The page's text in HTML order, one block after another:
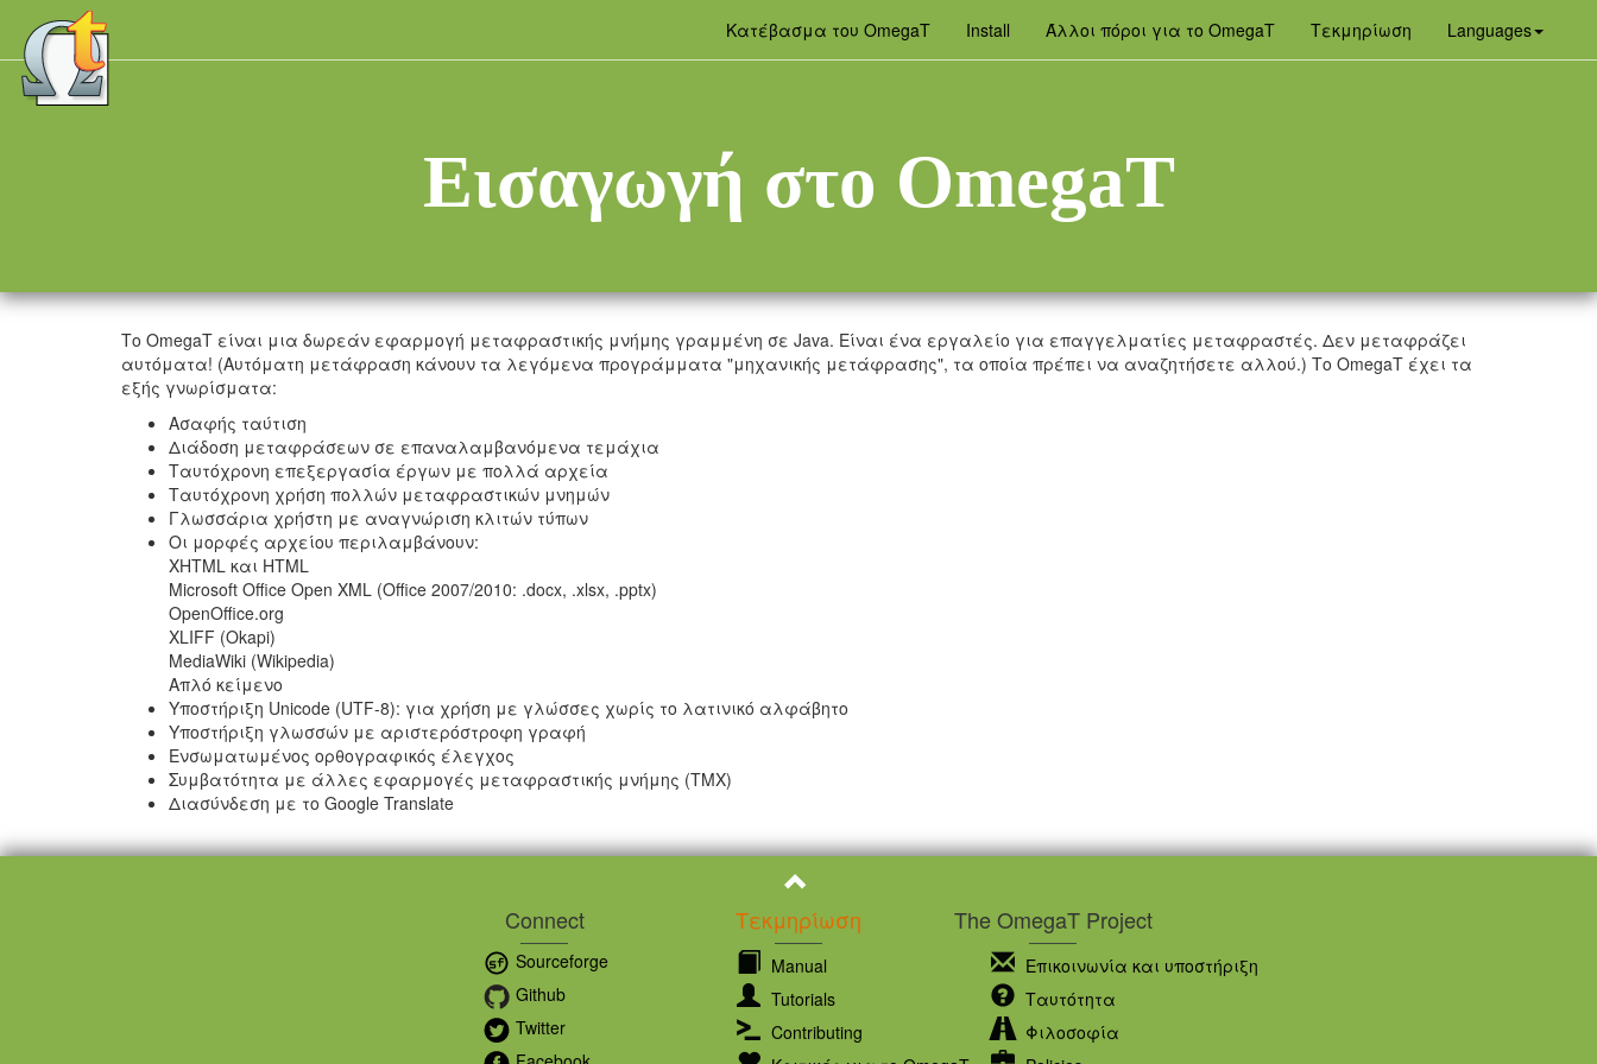
Κατέβασμα του OmegaT Install Άλλοι πόροι για το OmegaT Τεκμηρίωση Languages
Εισαγωγή στο OmegaT
Το OmegaT είναι μια δωρεάν εφαρμογή μεταφραστικής μνήμης γραμμένη σε Java. Είναι ένα εργαλείο για επαγγελματίες μεταφραστές. Δεν μεταφράζει
αυτόματα! (Αυτόματη μετάφραση κάνουν τα λεγόμενα προγράμματα "μηχανικής μετάφρασης", τα οποία πρέπει να αναζητήσετε αλλού.) Το OmegaT έχει τα
εξής γνωρίσματα:
Ασαφής ταύτιση
Διάδοση μεταφράσεων σε επαναλαμβανόμενα τεμάχια
Ταυτόχρονη επεξεργασία έργων με πολλά αρχεία
Ταυτόχρονη χρήση πολλών μεταφραστικών μνημών
Γλωσσάρια χρήστη με αναγνώριση κλιτών τύπων
Οι μορφές αρχείου περιλαμβάνουν:
XHTML και HTML
Microsoft Office Open XML (Office 2007/2010: .docx, .xlsx, .pptx)
OpenOffice.org
XLIFF (Okapi)
MediaWiki (Wikipedia)
Απλό κείμενο
Υποστήριξη Unicode (UTF-8): για χρήση με γλώσσες χωρίς το λατινικό αλφάβητο
Υποστήριξη γλωσσών με αριστερόστροφη γραφή
Ενσωματωμένος ορθογραφικός έλεγχος
Συμβατότητα με άλλες εφαρμογές μεταφραστικής μνήμης (TMX)
Διασύνδεση με το Google Translate
Connect
Sourceforge
Github
Twitter
Τεκμηρίωση
Manual
Tutorials
Contributing
The OmegaT Project
Επικοινωνία και υποστήριξη
Ταυτότητα
Φιλοσοφία